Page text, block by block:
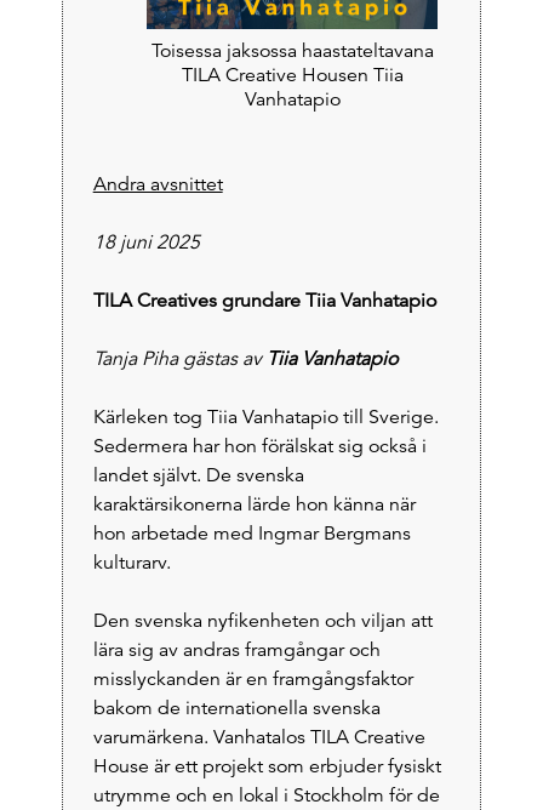
Toisessa jaksossa haastateltavana
TILA Creative Housen Tiia
Vanhatapio
Andra avsnittet
18 juni 2025
TILA Creatives grundare Tiia Vanhatapio
Tanja Piha gästas av Tiia Vanhatapio
Kärleken tog Tiia Vanhatapio till Sverige.
Sedermera har hon förälskat sig också i
landet självt. De svenska
karaktärsikonerna lärde hon känna när
hon arbetade med Ingmar Bergmans
kulturarv.
Den svenska nyfikenheten och viljan att
lära sig av andras framgångar och
misslyckanden är en framgångsfaktor
bakom de internationella svenska
varumärkena. Vanhatalos TILA Creative
House är ett projekt som erbjuder fysiskt
utrymme och en lokal i Stockholm för de